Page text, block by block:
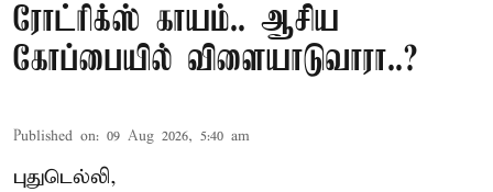
ரோட்ரிக்ஸ் காயம்.. ஆசிய
கோப்பையில் விளையாடுவாரா..?
Published on: 09 Aug 2026, 5:40 am
புதுடெல்லி,